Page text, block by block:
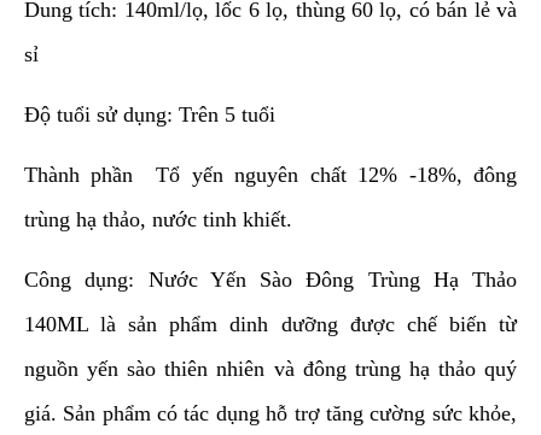
Dung tích: 140ml/lọ, lốc 6 lọ, thùng 60 lọ, có bán lẻ và
sỉ
Độ tuổi sử dụng: Trên 5 tuổi
Thành phần Tổ yến nguyên chất 12% -18%, đông
trùng hạ thảo, nước tinh khiết.
Công dụng: Nước Yến Sào Đông Trùng Hạ Thảo
140ML là sản phẩm dinh dưỡng được chế biến từ
nguồn yến sào thiên nhiên và đông trùng hạ thảo quý
giá. Sản phẩm có tác dụng hỗ trợ tăng cường sức khỏe,